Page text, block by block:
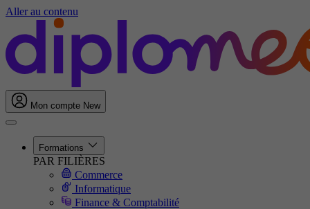
Aller au contenu
Mon compte New
Formations
PAR FILIÈRES
Commerce
Informatique
Finance & Comptabilité